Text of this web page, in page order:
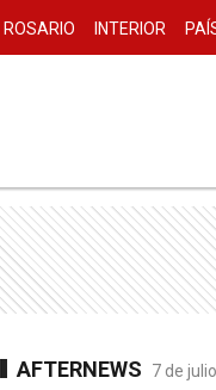
ROSARIO INTERIOR
AFTERNEWS 7 de